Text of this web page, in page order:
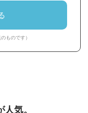
ものです）
気。